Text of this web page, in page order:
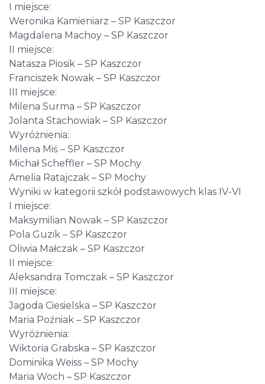
I miejsce:
Weronika Kamieniarz – SP Kaszczor
Magdalena Machoy – SP Kaszczor
II miejsce:
Natasza Piosik – SP Kaszczor
Franciszek Nowak – SP Kaszczor
III miejsce:
Milena Surma – SP Kaszczor
Jolanta Stachowiak – SP Kaszczor
Wyróżnienia:
Milena Miś – SP Kaszczor
Michał Scheffler – SP Mochy
Amelia Ratajczak – SP Mochy
Wyniki w kategorii szkół podstawowych klas IV-VI
I miejsce:
Maksymilian Nowak – SP Kaszczor
Pola Guzik – SP Kaszczor
Oliwia Małczak – SP Kaszczor
II miejsce:
Aleksandra Tomczak – SP Kaszczor
III miejsce:
Jagoda Ciesielska – SP Kaszczor
Maria Poźniak – SP Kaszczor
Wyróżnienia:
Wiktoria Grabska – SP Kaszczor
Dominika Weiss – SP Mochy
Maria Woch – SP Kaszczor